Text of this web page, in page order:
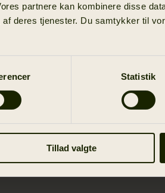
partnere kan kombinere disse
deres tjenester. Du samtykker til
Statistik
Tillad valgte